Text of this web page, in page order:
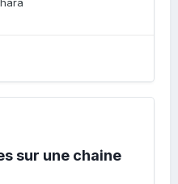
sur une chaine